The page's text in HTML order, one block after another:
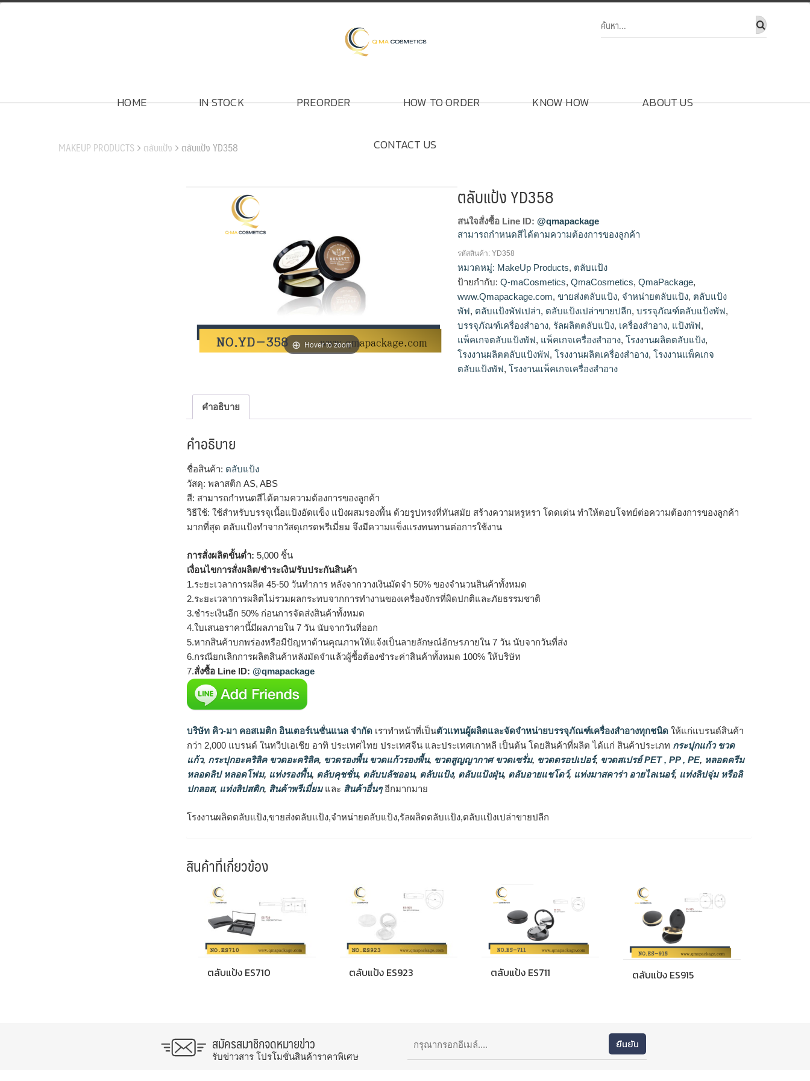
Skip
HOME IN STOCK PREORDER HOW TO ORDER KNOW HOW ABOUT US
CONTACT US
MAKEUP PRODUCTS ตลับแป้ง ตลับแป้ง YD358
Hover to zoom
ตลับแป้ง YD358
สนใจสั่งซื้อ Line ID: @qmapackage
สามารถกำหนดสีได้ตามความต้องการของลูกค้า
โรงงานผลิตตลับแป้ง,ขายส่งตลับแป้ง,จำหน่ายตลับแป้ง,รัลผลิตตลับ
แป้ง,ตลับแป้งเปล่าขายปลีก
รหัสสินค้า:YD358
หมวดหมู่: MakeUp Products, ตลับแป้ง
ป้ายกำกับ:Q-maCosmetics,QmaCosmetics,QmaPackage,
www.Qmapackage.com,ขายส่งตลับแป้ง, จำหน่ายตลับแป้ง, ตลับแป้ง
พัฟ, ตลับแป้งพัฟเปล่า, ตลับแป้งเปล่าขายปลีก,บรรจุภัณฑ์ตลับแป้งพัฟ,
บรรจุภัณฑ์เครื่องสำอาง, รัลผลิตตลับแป้ง, เครื่องสำอาง, แป้งพัฟ,
แพ็คเกจตลับแป้งพัฟ, แพ็คเกจเครื่องสำอาง,โรงงานผลิตตลับแป้ง,
โรงงานผลิตตลับแป้งพัฟ,โรงงานผลิตเครื่องสำอาง,โรงงานแพ็คเกจ
ตลับแป้งพัฟ,โรงงานแพ็คเกจเครื่องสำอาง
คำอธิบาย
คำอธิบาย
ชื่อสินค้า: ตลับแป้ง
วัสดุ: พลาสติก AS, ABS
สี: สามารถกำหนดสีได้ตามความต้องการของลูกค้า
วิธีใช้: ใช้สำหรับบรรจุเนื้อแป้งอัดเเข็ง แป้งผสมรองพื้น ด้วยรูปทรงที่ทันสมัย สร้างความหรูหรา โดดเด่น ทำให้ตอบโจทย์ต่อความต้องการของลูกค้า
มากที่สุด ตลับแป้งทำจากวัสดุเกรดพรีเมี่ยม จึงมีความเเข็งเเรงทนทานต่อการใช้งาน
การสั่งผลิตขั้นต่ำ: 5,000 ชิ้น
เงื่อนไขการสั่งผลิต/ชำระเงิน/รับประกันสินค้า
1.ระยะเวลาการผลิต 45-50 วันทำการ หลังจากวางเงินมัดจำ 50% ของจำนวนสินค้าทั้งหมด
2.ระยะเวลาการผลิตไม่รวมผลกระทบจากการทำงานของเครื่องจักรที่ผิดปกติและภัยธรรมชาติ
3.ชำระเงินอีก 50% ก่อนการจัดส่งสินค้าทั้งหมด
4.ใบเสนอราคานี้มีผลภายใน 7 วัน นับจากวันที่ออก
5.หากสินค้าบกพร่องหรือมีปัญหาด้านคุณภาพให้แจ้งเป็นลายลักษณ์อักษรภายใน 7 วัน นับจากวันที่ส่ง
6.กรณียกเลิกการผลิตสินค้าหลังมัดจำแล้วผู้ซื้อต้องชำระค่าสินค้าทั้งหมด 100% ให้บริษัท
7.สั่งซื้อ Line ID: @qmapackage
บริษัท คิว-มา คอสเมติก อินเตอร์เนชั่นแนล จำกัด เราทำหน้าที่เป็นตัวแทนผู้ผลิตและจัดจำหน่ายบรรจุภัณฑ์เครื่องสำอางทุกชนิด ให้แก่แบรนด์สินค้า
กว่า 2,000 แบรนด์ ในทวีปเอเชีย อาทิ ประเทศไทย ประเทศจีน และประเทศเกาหลี เป็นต้น โดยสินค้าที่ผลิต ได้แก่ สินค้าประเภท กระปุกแก้ว ขวด
แก้ว, กระปุกอะคริลิค ขวดอะคริลิค, ขวดรองพื้น ขวดแก้วรองพื้น, ขวดสูญญากาศ ขวดเซรั่ม, ขวดดรอปเปอร์, ขวดสเปรย์ PET , PP , PE, หลอดครีม
หลอดลิป หลอดโฟม, แท่งรองพื้น, ตลับคุชชั่น, ตลับบลัชออน, ตลับแป้ง, ตลับแป้งฝุ่น, ตลับอายแชโดว์, แท่งมาสคาร่า อายไลเนอร์, แท่งลิปจุ่ม หรือลิ
ปกลอส, แท่งลิปสติก, สินค้าพรีเมี่ยมและ สินค้าอื่นๆอีกมากมาย
โรงงานผลิตตลับแป้ง,ขายส่งตลับแป้ง,จำหน่ายตลับแป้ง,รัลผลิตตลับแป้ง,ตลับแป้งเปล่าขายปลีก
สินค้าที่เกี่ยวข้อง
ตลับแป้ง ES710 ตลับแป้ง ES923 ตลับแป้ง ES711 ตลับแป้ง ES915
สมัครสมาชิกจดหมายข่าว
รับข่าวสาร โปรโมชั่นสินค้าราคาพิเศษ